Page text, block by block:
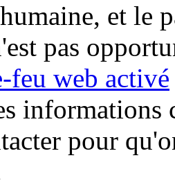
et le
pas
feu web activé
informations
pour